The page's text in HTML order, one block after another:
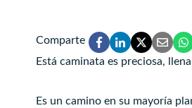
Comparte
Está caminata es preciosa,
Es un camino en su mayoría